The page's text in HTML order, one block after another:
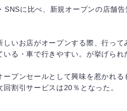
SNSに比べ、新規オープンの店舗
しいお店がオープンする際、行っ
いる・車で行きやすい。が挙げられ
ープンセールとして興味を惹かれ
回割引サービスは20％となった。